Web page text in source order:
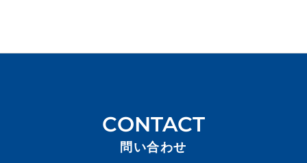
CONTACT
問い合わせ